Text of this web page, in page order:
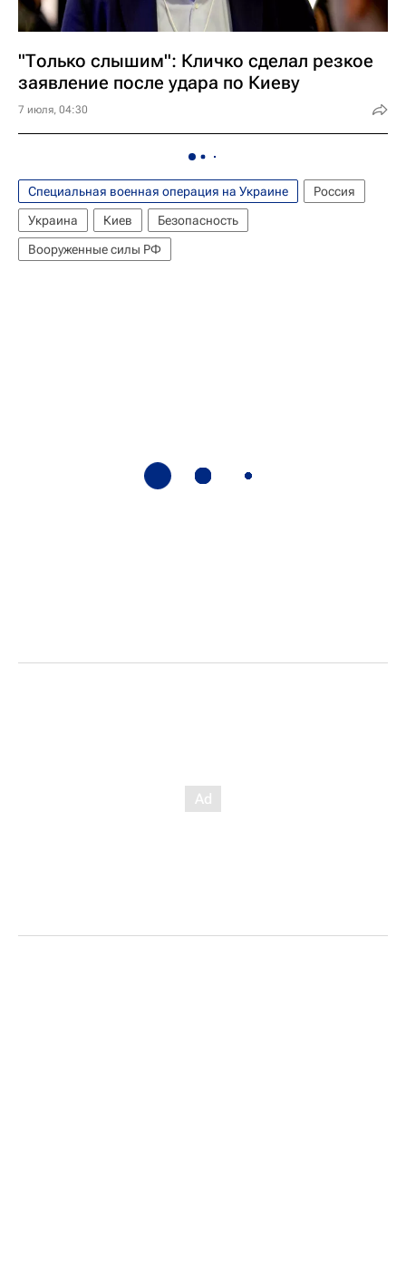
"Только слышим": Кличко сделал резкое
заявление после удара по Киеву
7 июля, 04:30
Специальная военная операция на Украине
Россия
Украина
Киев
Безопасность
Вооруженные силы РФ